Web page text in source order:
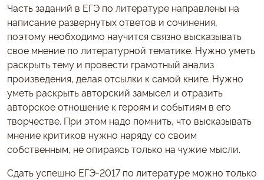
Часть заданий в ЕГЭ по литературе направлены на
написание развернутых ответов и сочинения,
поэтому необходимо научится связно высказывать
свое мнение по литературной тематике. Нужно уметь
раскрыть тему и провести грамотный анализ
произведения, делая отсылки к самой книге. Нужно
уметь раскрыть авторский замысел и отразить
авторское отношение к героям и событиям в его
творчестве. При этом надо помнить, что высказывать
мнение критиков нужно наряду со своим
собственным, не опираясь только на чужие мысли.
Сдать успешно ЕГЭ-2017 по литературе можно только